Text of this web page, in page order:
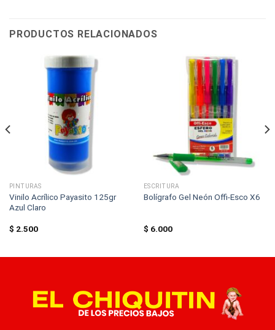
PRODUCTOS RELACIONADOS
PINTURAS
Vinilo Acrílico Payasito 125gr
Azul Claro
$ 2.500
ESCRITURA
Bolígrafo Gel Neón Offi-Esco X6
$ 6.000